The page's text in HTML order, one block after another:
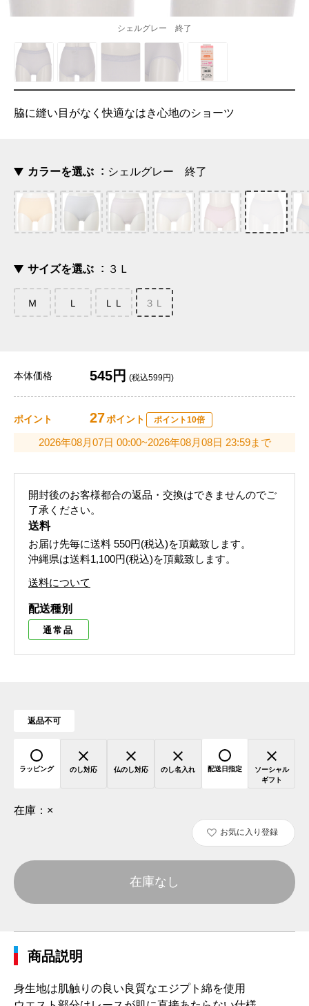
シェルグレー 終了
脇に縫い目がなく快適なはき心地のショーツ
カラーを選ぶ シェルグレー 終了
サイズを選ぶ ３Ｌ
Ｍ Ｌ ＬＬ ３Ｌ
本体価格 545円 (税込599円)
ポイント 27ポイント ポイント10倍
2026年08月07日 00:00~2026年08月08日 23:59まで
開封後のお客様都合の返品・交換はできませんのでご
了承ください。
送料
お届け先毎に送料 550円(税込)を頂戴致します。
沖縄県は送料1,100円(税込)を頂戴致します。
送料について
配送種別
通常品
返品不可
ラッピング のし対応 仏のし対応 のし名入れ 配送日指定
ソーシャル
ギフト
在庫： ×
お気に入り登録
在庫なし
商品説明
身生地は肌触りの良い良質なエジプト綿を使用